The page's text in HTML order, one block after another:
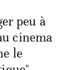
peu à
cinema
le